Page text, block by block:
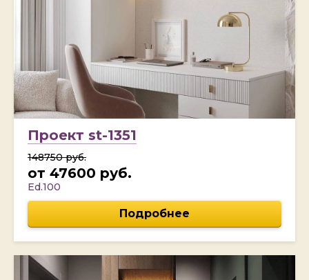
Проект st-1351
148750 руб.
от 47600 руб.
Ed.100
Подробнее